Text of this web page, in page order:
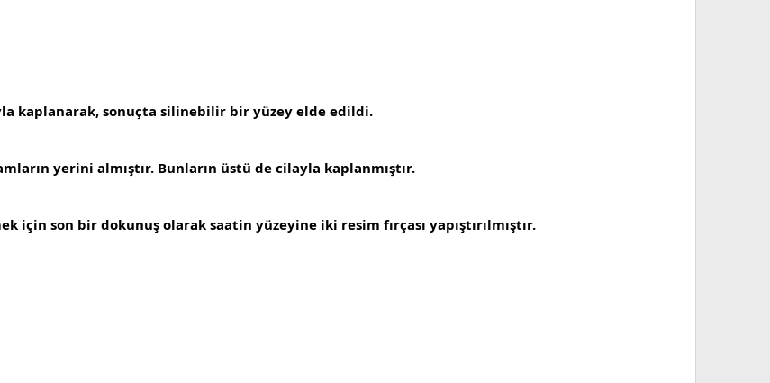
kaplanarak, sonuçta silinebilir bir yüzey elde edildi.
yerini almıştır. Bunların üstü de cilayla kaplanmıştır.
son bir dokunuş olarak saatin yüzeyine iki resim fırçası yapıştırılmıştır.